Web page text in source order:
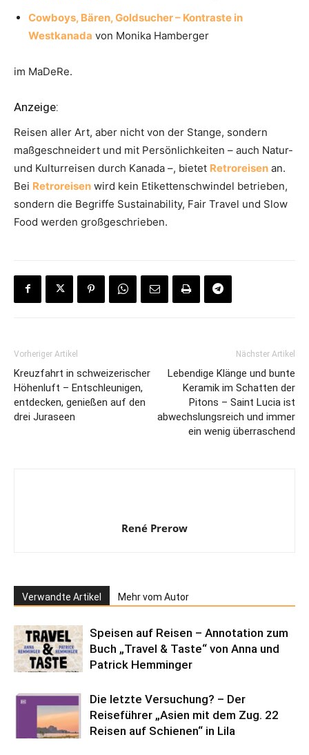
Cowboys, Bären, Goldsucher – Kontraste in
Westkanada von Monika Hamberger
im MaDeRe.
Anzeige:
Reisen aller Art, aber nicht von der Stange, sondern
maßgeschneidert und mit Persönlichkeiten – auch Natur-
und Kulturreisen durch Kanada –, bietet Retroreisen an.
Bei Retroreisen wird kein Etikettenschwindel betrieben,
sondern die Begriffe Sustainability, Fair Travel und Slow
Food werden großgeschrieben.
Vorheriger Artikel
Kreuzfahrt in schweizerischer
Höhenluft – Entschleunigen,
entdecken, genießen auf den
drei Juraseen
Nächster Artikel
Lebendige Klänge und bunte
Keramik im Schatten der
Pitons – Saint Lucia ist
abwechslungsreich und immer
ein wenig überraschend
René Prerow
Verwandte Artikel Mehr vom Autor
Speisen auf Reisen – Annotation zum
Buch „Travel & Taste“ von Anna und
Patrick Hemminger
Die letzte Versuchung? – Der
Reiseführer „Asien mit dem Zug. 22
Reisen auf Schienen“ in Lila